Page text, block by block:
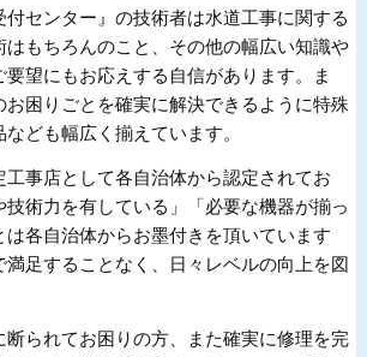
センター』の技術者は水道工事に関する
もちろんのこと、その他の幅広い知識や
望にもお応えする自信があります。ま
困りごとを確実に解決できるように特殊
ども幅広く揃えています。
事店として各自治体から認定されてお
技術力を有している」「必要な機器が揃っ
各自治体からお墨付きを頂いています
足することなく、日々レベルの向上を図
られてお困りの方、また確実に修理を完